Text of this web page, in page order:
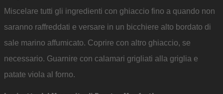
Miscelare tutti gli ingredienti con ghiaccio fino a quando non
saranno raffreddati e versare in un bicchiere alto bordato di
sale marino affumicato. Coprire con altro ghiaccio, se
necessario. Guarnire con calamari grigliati alla griglia e
patate viola al forno.